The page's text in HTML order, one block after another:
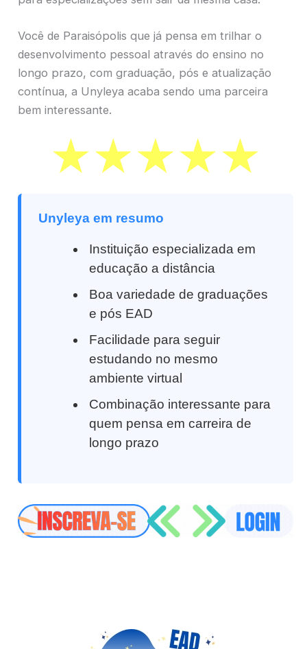
Você de Paraisópolis que já pensa em trilhar o
desenvolvimento pessoal através do ensino no
longo prazo, com graduação, pós e atualização
contínua, a Unyleya acaba sendo uma parceira
bem interessante.
Unyleya em resumo
Instituição especializada em
educação a distância
Boa variedade de graduações
e pós EAD
Facilidade para seguir
estudando no mesmo
ambiente virtual
Combinação interessante para
quem pensa em carreira de
longo prazo